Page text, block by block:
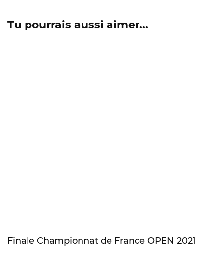
Tu pourrais aussi aimer...
Finale Championnat de France OPEN 2021